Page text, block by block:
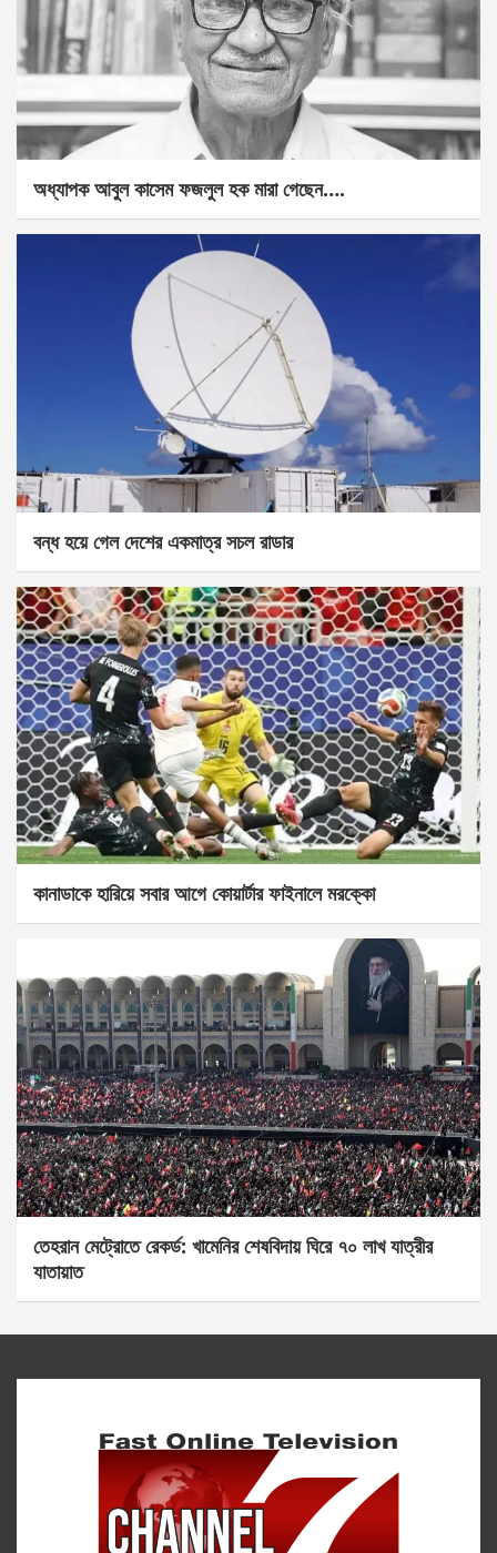
অধ্যাপক আবুল কাসেম ফজলুল হক মারা গেছেন….
বন্ধ হয়ে গেল দেশের একমাত্র সচল রাডার
কানাডাকে হারিয়ে সবার আগে কোয়ার্টার ফাইনালে মরক্কো
তেহরান মেট্রোতে রেকর্ড: খামেনির শেষবিদায় ঘিরে ৭০ লাখ যাত্রীর
যাতায়াত